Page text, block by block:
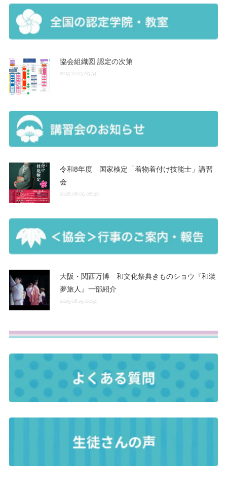
協会組織図 認定の次第
2015.10.03 09:34
令和8年度 国家検定「着物着付け技能士」講習
会
2026.08.05 06:30
大阪・関西万博 和文化祭典きものショウ『和装
夢旅人』一部紹介
2025.08.25 00:51